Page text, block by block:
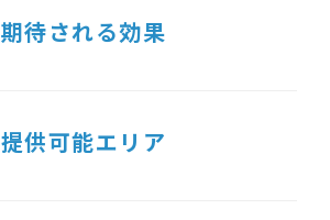
期待される効果
提供可能エリア